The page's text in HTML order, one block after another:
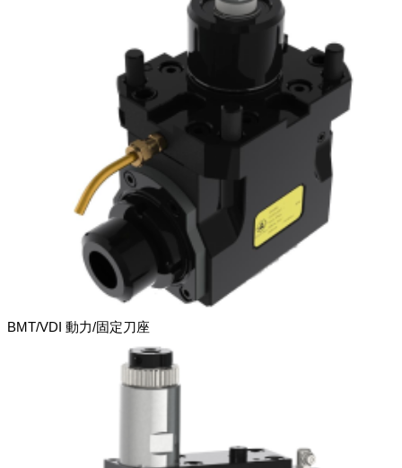
BMT/VDI 動力/固定刀座